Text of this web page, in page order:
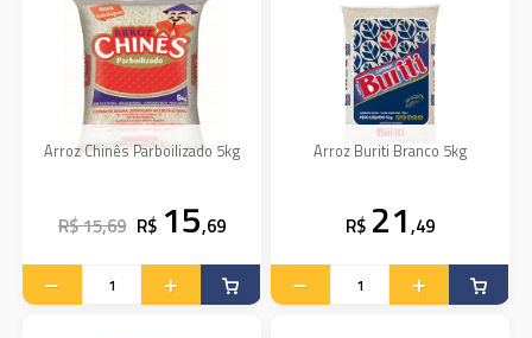
Arroz Chinês Parboilizado 5kg
R$ 15,69 R$ 15,69
Arroz Buriti Branco 5kg
R$ 21,49